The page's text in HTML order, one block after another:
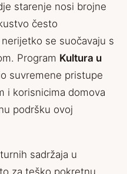
starenje nosi brojne
često
se suočavaju s
Program Kultura u
suvremene pristupe
i korisnicima domova
podršku ovoj
sadržaja u
za teško pokretnu